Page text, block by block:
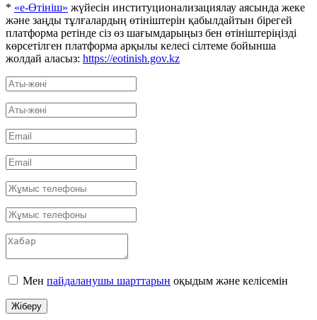
* «е-Өтініш» жүйесін институционализациялау аясында жеке
және заңды тұлғалардың өтініштерін қабылдайтын бірегей
платформа ретінде сіз өз шағымдарыңыз бен өтініштеріңізді
көрсетілген платформа арқылы келесі сілтеме бойынша
жолдай аласыз: https://eotinish.gov.kz
Мен пайдаланушы шарттарын оқыдым және келісемін
Жіберу